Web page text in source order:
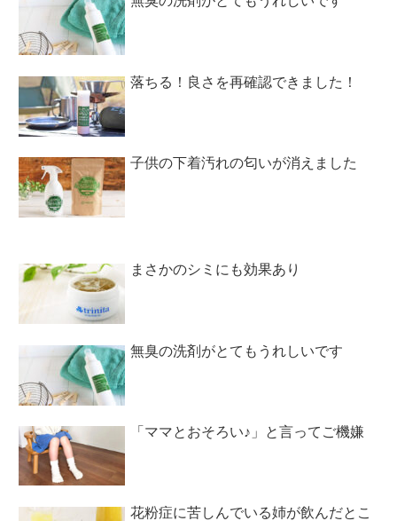
落ちる！良さを再確認できました！
子供の下着汚れの匂いが消えました
まさかのシミにも効果あり
無臭の洗剤がとてもうれしいです
「ママとおそろい♪」と言ってご機嫌
花粉症に苦しんでいる姉が飲んだとこ